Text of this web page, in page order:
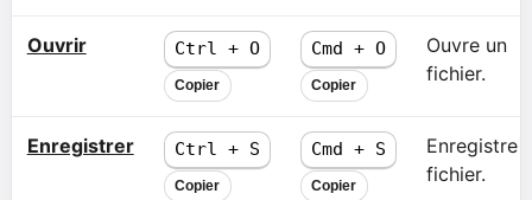
Ouvrir Ctrl + O
Copier
Cmd + O
Copier
Ouvre un
fichier.
Enregistrer Ctrl + S
Copier
Cmd + S
Copier
Enregistre
fichier.